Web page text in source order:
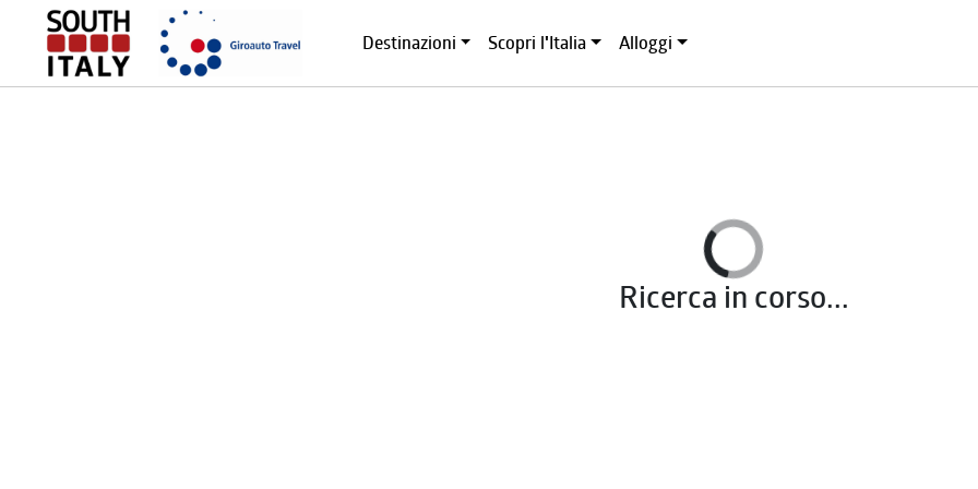
Destinazioni Scopri l'Italia Alloggi
Ricerca in corso...